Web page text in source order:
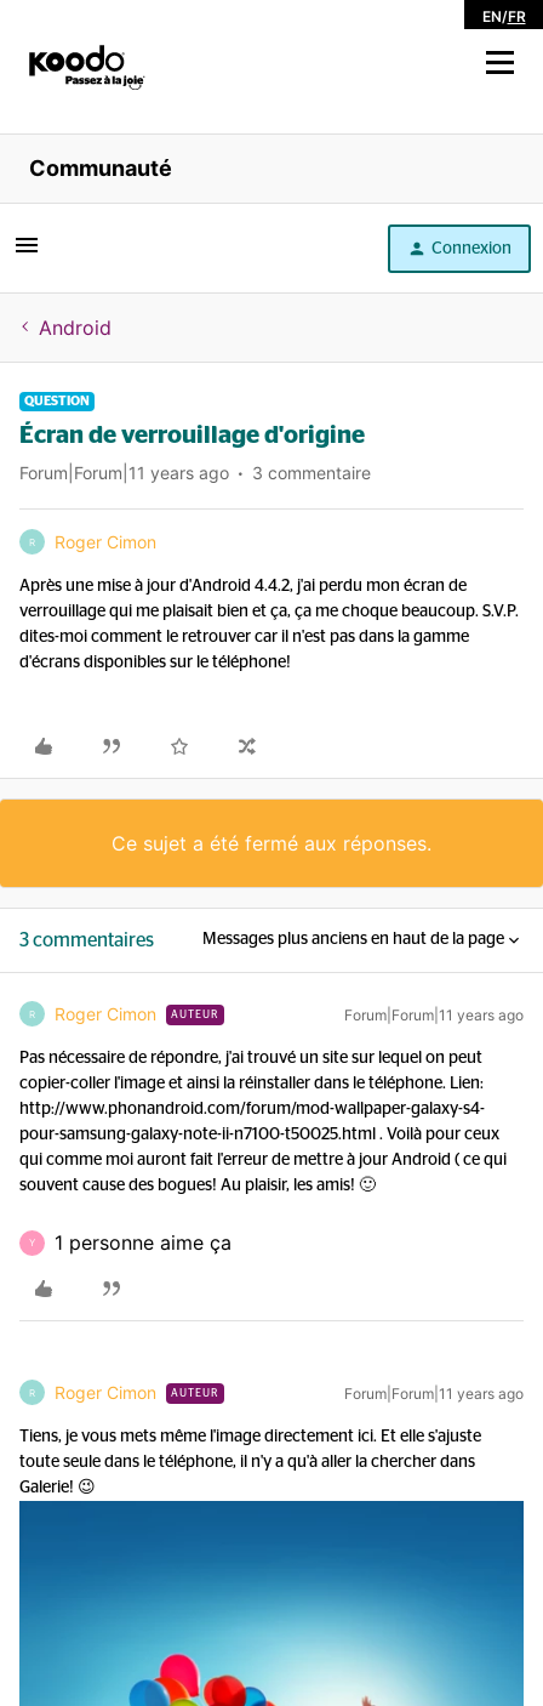
EN/FR
Magasiner
Libre service
Aide
Communauté
Connexion
Android
QUESTION
Écran de verrouillage d'origine
Forum|Forum|11 years ago 3 commentaire
R Roger Cimon
Après une mise à jour d'Android 4.4.2, j'ai perdu mon écran de
verrouillage qui me plaisait bien et ça, ça me choque beaucoup. S.V.P.
dites-moi comment le retrouver car il n'est pas dans la gamme
d'écrans disponibles sur le téléphone!
Ce sujet a été fermé aux réponses.
3 commentaires Messages plus anciens en haut de la page
R Roger Cimon AUTEUR Forum|Forum|11 years ago
Pas nécessaire de répondre, j'ai trouvé un site sur lequel on peut
copier-coller l'image et ainsi la réinstaller dans le téléphone. Lien:
http://www.phonandroid.com/forum/mod-wallpaper-galaxy-s4-
pour-samsung-galaxy-note-ii-n7100-t50025.html . Voilà pour ceux
qui comme moi auront fait l'erreur de mettre à jour Android ( ce qui
souvent cause des bogues! Au plaisir, les amis! 🙂
Y 1 personne aime ça
R Roger Cimon AUTEUR Forum|Forum|11 years ago
Tiens, je vous mets même l'image directement ici. Et elle s'ajuste
toute seule dans le téléphone, il n'y a qu'à aller la chercher dans
Galerie! 😉